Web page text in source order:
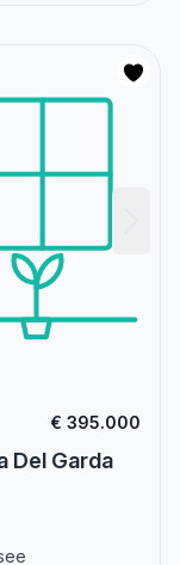
€ 395.000
Del Garda